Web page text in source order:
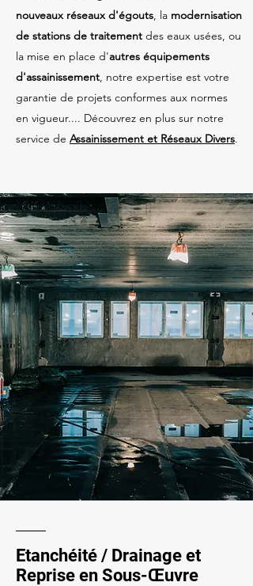
nouveaux réseaux d'égouts, la modernisation
de stations de traitement des eaux usées, ou
la mise en place d'autres équipements
d'assainissement, notre expertise est votre
garantie de projets conformes aux normes
en vigueur.... Découvrez en plus sur notre
service de Assainissement et Réseaux Divers.
Etanchéité / Drainage et
Reprise en Sous-Œuvre